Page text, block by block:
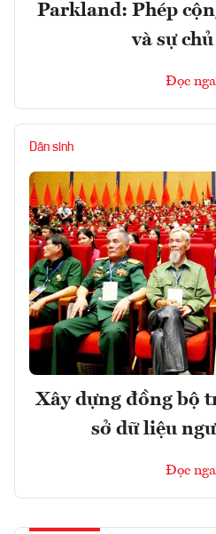
Parkland: Phép
và sự
Đọc
Dân sinh
Xây dựng đồng bộ
sở dữ liệu
Đọc